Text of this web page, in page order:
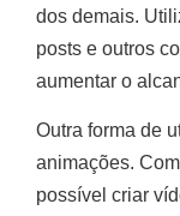
dos demais.
posts e outros
aumentar o
Outra forma de
animações.
possível criar